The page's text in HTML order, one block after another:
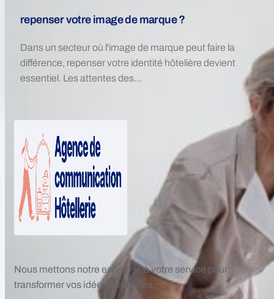
repenser votre image de marque ?
Dans un secteur où l'image de marque peut faire la
différence, repenser votre identité hôtelière devient
essentiel. Les attentes des...
Nous mettons notre expertise à votre service pour
transformer vos idées en succès.